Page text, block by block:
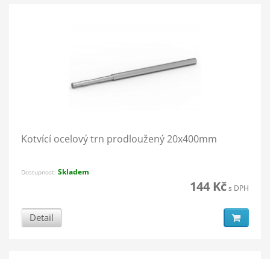
Kotvící ocelový trn prodloužený 20x400mm
Dostupnost: Skladem
144 Kčs DPH
Detail